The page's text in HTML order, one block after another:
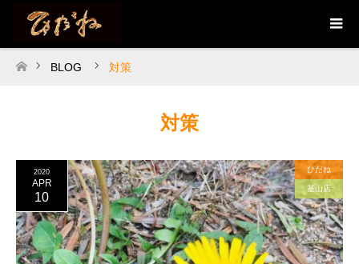
ホーム
BLOG 対策
対策
2020
APR
10
ひだね
基山店